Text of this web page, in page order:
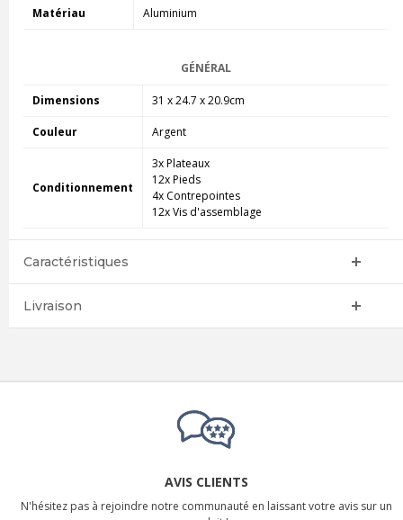
Matériau Aluminium
GÉNÉRAL
Dimensions 31 x 24.7 x 20.9cm
Couleur Argent
Conditionnement
3x Plateaux
12x Pieds
4x Contrepointes
12x Vis d'assemblage
Caractéristiques
Livraison
AVIS CLIENTS
N'hésitez pas à rejoindre notre communauté en laissant votre avis sur un